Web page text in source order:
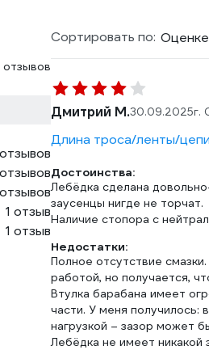
отзывов
1 отзыв
1 отзыв
Сортировать по: Оценке
Дмитрий М.30.09.2025г.
Длина троса/ленты/
Достоинства:
Лебёдка сделана
заусенцы нигде не торчат.
Наличие стопора с
Недостатки:
Полное отсутствие
работой, но получается,
Втулка барабана имеет
части. У меня получилось:
нагрузкой – зазор может
Лебёдка не имеет никакой